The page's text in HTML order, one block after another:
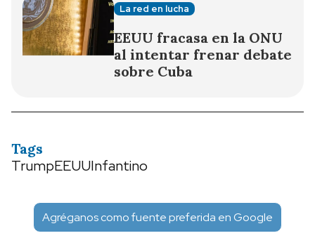
La red en lucha
EEUU fracasa en la ONU
al intentar frenar debate
sobre Cuba
Tags
TrumpEEUUInfantino
Agréganos como fuente preferida en Google